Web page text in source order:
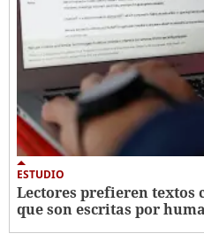
ESTUDIO
Lectores prefieren textos
que son escritas por